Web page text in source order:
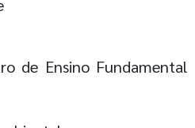
de Ensino Fundamental